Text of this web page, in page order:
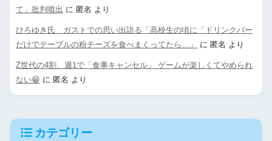
て」批判噴出 に 匿名 より
ひろゆき氏 ガストでの思い出語る「高校生の頃に「ドリンクバー
だけでテーブルの粉チーズを食べまくってたら…」
に 匿名 より
Z世代の4割、週1で「食事キャンセル」 ゲームが楽しくてやめられ
ない😁 に 匿名 より
カテゴリー